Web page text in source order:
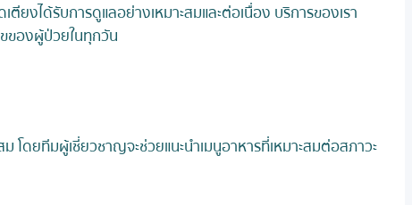
งได้รับการดูแลอย่างเหมาะสมและต่อเนื่อง บริการของเรา
ของผู้ป่วยในทุกวัน
ดยทีมผู้เชี่ยวชาญจะช่วยแนะนำเมนูอาหารที่เหมาะสมต่อสภาวะ